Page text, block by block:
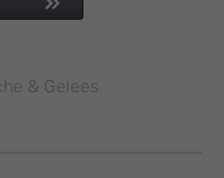
& Gelees